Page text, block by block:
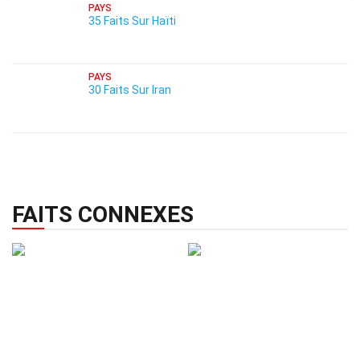
PAYS
35 Faits Sur Haïti
PAYS
30 Faits Sur Iran
FAITS CONNEXES